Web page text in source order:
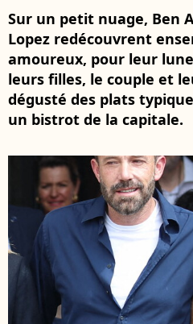
Sur un petit nuage, Ben
Lopez redécouvrent
amoureux, pour leur
leurs filles, le couple et
dégusté des plats
un bistrot de la capitale.